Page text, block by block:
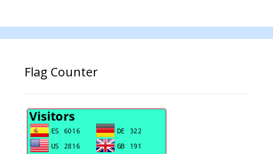
Flag Counter